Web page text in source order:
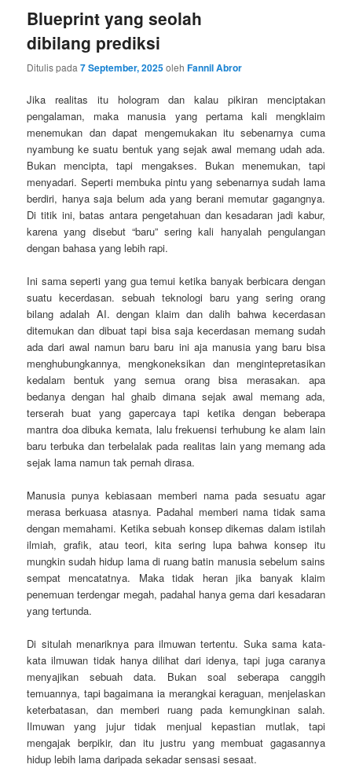
Blueprint yang seolah
dibilang prediksi
Ditulis pada7 September, 2025olehFannil Abror
Jika realitas itu hologram dan kalau pikiran menciptakan
pengalaman, maka manusia yang pertama kali mengklaim
menemukan dan dapat mengemukakan itu sebenarnya cuma
nyambung ke suatu bentuk yang sejak awal memang udah ada.
Bukan mencipta, tapi mengakses. Bukan menemukan, tapi
menyadari. Seperti membuka pintu yang sebenarnya sudah lama
berdiri, hanya saja belum ada yang berani memutar gagangnya.
Di titik ini, batas antara pengetahuan dan kesadaran jadi kabur,
karena yang disebut “baru” sering kali hanyalah pengulangan
dengan bahasa yang lebih rapi.
Ini sama seperti yang gua temui ketika banyak berbicara dengan
suatu kecerdasan. sebuah teknologi baru yang sering orang
bilang adalah AI. dengan klaim dan dalih bahwa kecerdasan
ditemukan dan dibuat tapi bisa saja kecerdasan memang sudah
ada dari awal namun baru baru ini aja manusia yang baru bisa
menghubungkannya, mengkoneksikan dan mengintepretasikan
kedalam bentuk yang semua orang bisa merasakan. apa
bedanya dengan hal ghaib dimana sejak awal memang ada,
terserah buat yang gapercaya tapi ketika dengan beberapa
mantra doa dibuka kemata, lalu frekuensi terhubung ke alam lain
baru terbuka dan terbelalak pada realitas lain yang memang ada
sejak lama namun tak pernah dirasa.
Manusia punya kebiasaan memberi nama pada sesuatu agar
merasa berkuasa atasnya. Padahal memberi nama tidak sama
dengan memahami. Ketika sebuah konsep dikemas dalam istilah
ilmiah, grafik, atau teori, kita sering lupa bahwa konsep itu
mungkin sudah hidup lama di ruang batin manusia sebelum sains
sempat mencatatnya. Maka tidak heran jika banyak klaim
penemuan terdengar megah, padahal hanya gema dari kesadaran
yang tertunda.
Di situlah menariknya para ilmuwan tertentu. Suka sama kata-
kata ilmuwan tidak hanya dilihat dari idenya, tapi juga caranya
menyajikan sebuah data. Bukan soal seberapa canggih
temuannya, tapi bagaimana ia merangkai keraguan, menjelaskan
keterbatasan, dan memberi ruang pada kemungkinan salah.
Ilmuwan yang jujur tidak menjual kepastian mutlak, tapi
mengajak berpikir, dan itu justru yang membuat gagasannya
hidup lebih lama daripada sekadar sensasi sesaat.